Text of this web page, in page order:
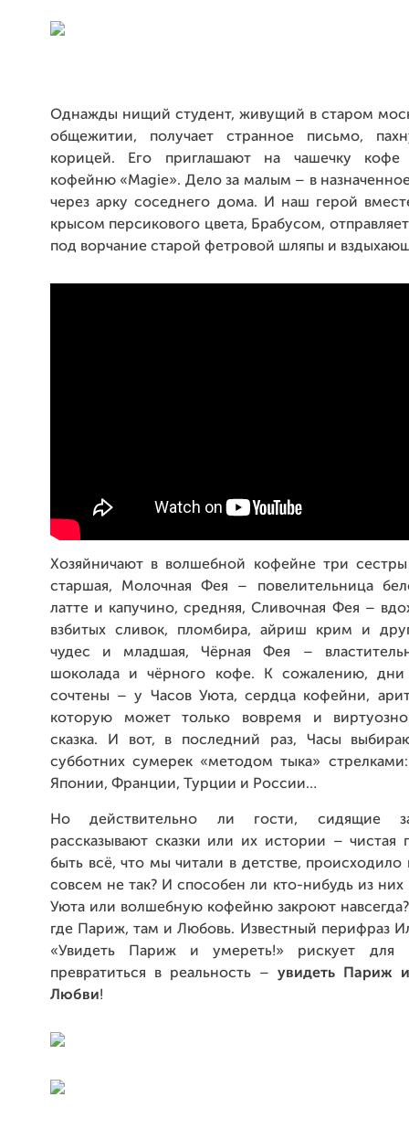
Однажды нищий студент, живущий в старом
общежитии, получает странное письмо,
корицей. Его приглашают на чашечку
кофейню «Magie». Дело за малым – в
через арку соседнего дома. И наш герой
крысом персикового цвета, Брабусом,
под ворчание старой фетровой шляпы и
Хозяйничают в волшебной кофейне три
старшая, Молочная Фея – повелительница
латте и капучино, средняя, Сливочная Фея –
взбитых сливок, пломбира, айриш крим и
чудес и младшая, Чёрная Фея –
шоколада и чёрного кофе. К сожалению, дни
сочтены – у Часов Уюта, сердца кофейни,
которую может только вовремя и виртуозно
сказка. И вот, в последний раз, Часы
субботних сумерек «методом тыка»
Японии, Франции, Турции и России…
Но действительно ли гости, сидящие
рассказывают сказки или их истории – чистая
быть всё, что мы читали в детстве,
совсем не так? И способен ли кто-нибудь из них
Уюта или волшебную кофейню закроют
где Париж, там и Любовь. Известный перифраз
«Увидеть Париж и умереть!» рискует для
превратиться в реальность – увидеть Париж
Любви!